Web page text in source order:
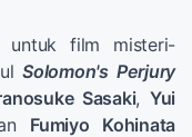
film misteri-
Solomon's Perjury
Sasaki, Yui
Fumiyo Kohinata